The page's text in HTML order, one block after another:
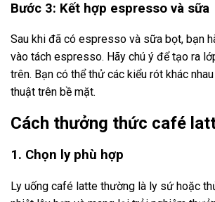
Bước 3: Kết hợp espresso và sữa
Sau khi đã có espresso và sữa bọt, bạn
vào tách espresso. Hãy chú ý để tạo ra
trên. Bạn có thể thử các kiểu rót khác
thuật trên bề mặt.
Cách thưởng thức café
1. Chọn ly phù hợp
Ly uống café latte thường là ly sứ hoặc